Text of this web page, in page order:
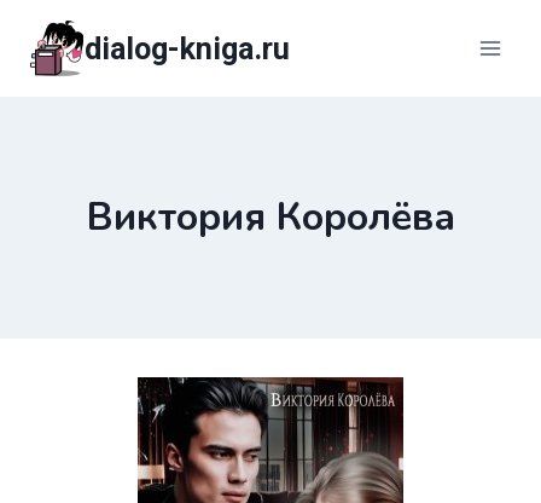
содержимому
dialog-kniga.ru
Виктория Королёва